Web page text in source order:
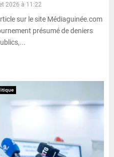
2026 à 11:22
sur le site Médiaguinée.com
présumé de deniers